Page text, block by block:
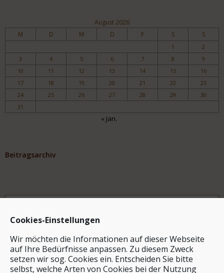
Cookies-Einstellungen
Wir möchten die Informationen auf dieser Webseite
auf Ihre Bedürfnisse anpassen. Zu diesem Zweck
setzen wir sog. Cookies ein. Entscheiden Sie bitte
selbst, welche Arten von Cookies bei der Nutzung
August 2026
M D M D F S S
1
2
3
4 5 6 7 8
9
10
11 12 13 14 15
16
17
18 19 20 21 22
23
24
25 26 27 28 29
30
31
« Jan.
Beitragsarchiv
Archiv